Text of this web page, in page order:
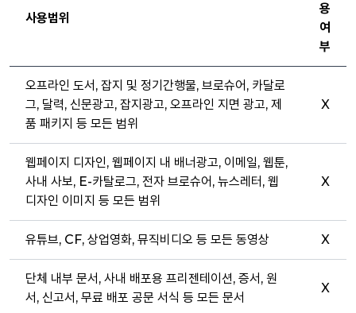
사용범위
용
여
부
오프라인 도서, 잡지 및 정기간행물, 브로슈어, 카달로
그, 달력, 신문광고, 잡지광고, 오프라인 지면 광고, 제
품 패키지 등 모든 범위
X
웹페이지 디자인, 웹페이지 내 배너광고, 이메일, 웹툰,
사내 사보, E-카탈로그, 전자 브로슈어, 뉴스레터, 웹
디자인 이미지 등 모든 범위
X
유튜브, CF, 상업영화, 뮤직비디오 등 모든 동영상 X
단체 내부 문서, 사내 배포용 프리젠테이션, 증서, 원
서, 신고서, 무료 배포 공문 서식 등 모든 문서
X